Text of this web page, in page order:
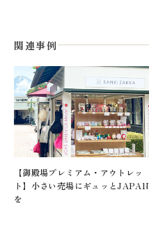
関連事例
【御殿場プレミアム・アウトレッ
ト】小さい売場にギュッとJAPAN
を